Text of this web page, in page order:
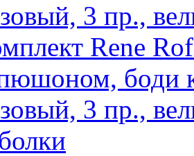
3 пр.,
Rene
боди
3 пр.,